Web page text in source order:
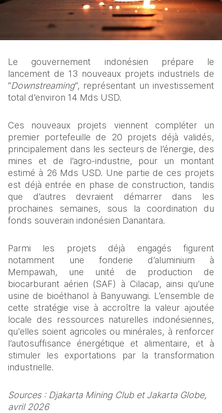
Le gouvernement indonésien prépare le
lancement de 13 nouveaux projets industriels de
“Downstreaming”, représentant un investissement
total d’environ 14 Mds USD.
Ces nouveaux projets viennent compléter un
premier portefeuille de 20 projets déjà validés,
principalement dans les secteurs de l’énergie, des
mines et de l’agro-industrie, pour un montant
estimé à 26 Mds USD. Une partie de ces projets
est déjà entrée en phase de construction, tandis
que d’autres devraient démarrer dans les
prochaines semaines, sous la coordination du
fonds souverain indonésien Danantara.
Parmi les projets déjà engagés figurent
notamment une fonderie d’aluminium à
Mempawah, une unité de production de
biocarburant aérien (SAF) à Cilacap, ainsi qu’une
usine de bioéthanol à Banyuwangi. L’ensemble de
cette stratégie vise à accroître la valeur ajoutée
locale des ressources naturelles indonésiennes,
qu'elles soient agricoles ou minérales, à renforcer
l’autosuffisance énergétique et alimentaire, et à
stimuler les exportations par la transformation
industrielle.
Sources : Djakarta Mining Club et Jakarta Globe,
avril 2026